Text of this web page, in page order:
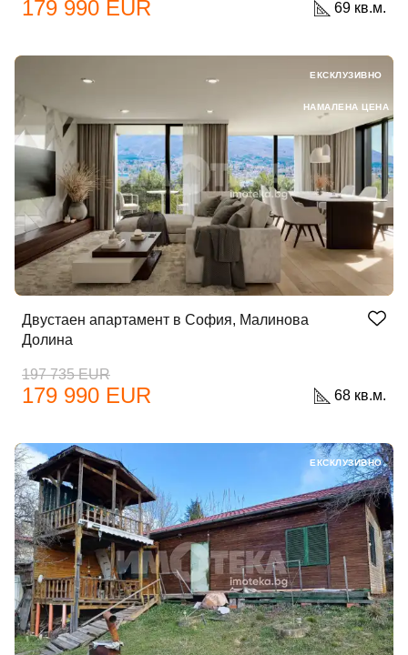
179 990 EUR 69 кв.м.
Двустаен апартамент в София, Малинова
Долина
197 735 EUR
179 990 EUR 68 кв.м.
ЕКСКЛУЗИВНО
НАМАЛЕНА ЦЕНА
ЕКСКЛУЗИВНО